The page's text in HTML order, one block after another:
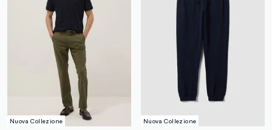
Nuova Collezione Nuova Collezione